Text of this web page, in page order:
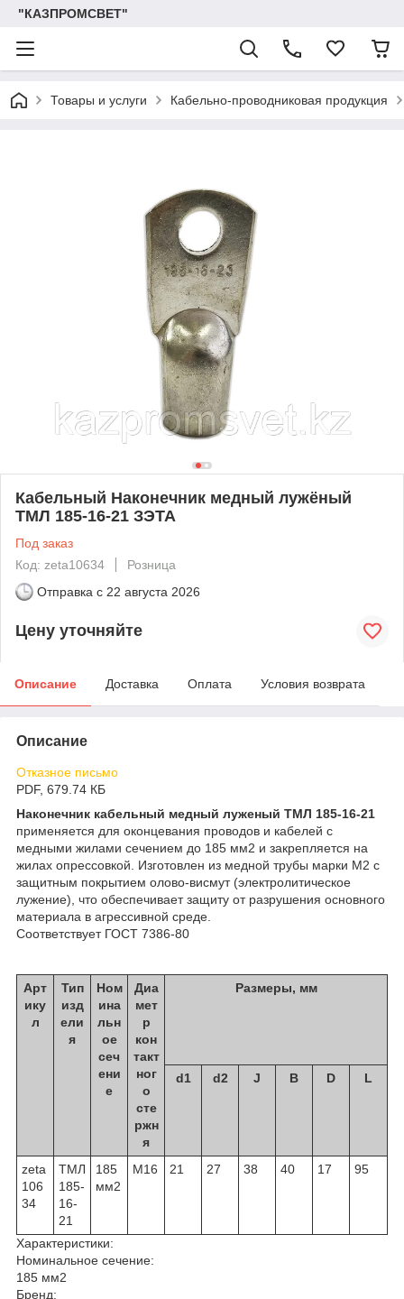
"КАЗПРОМСВЕТ"
Товары и услуги Кабельно-проводниковая продукция
Кабельный Наконечник медный лужёный
ТМЛ 185-16-21 ЗЭТА
Под заказ
Код: zeta10634
Розница
Отправка с 22 августа 2026
Цену уточняйте
Описание Доставка Оплата Условия возврата
Описание
Отказное письмо
PDF, 679.74 КБ
Наконечник кабельный медный луженый ТМЛ 185-16-21
применяется для оконцевания проводов и кабелей с
медными жилами сечением до 185 мм2 и закрепляется на
жилах опрессовкой. Изготовлен из медной трубы марки М2 с
защитным покрытием олово-висмут (электролитическое
лужение), что обеспечивает защиту от разрушения основного
материала в агрессивной среде.
Соответствует ГОСТ 7386-80
Арт
ику
л
Тип
изд
ели
я
Ном
ина
льн
ое
сеч
ени
е
Диа
мет
р
кон
такт
ног
о
сте
ржн
я
Размеры, мм
d1 d2 J B D L
zeta
106
34
ТМЛ
185-
16-
21
185
мм2
М16 21 27 38 40 17 95
Характеристики:
Номинальное сечение:
185 мм2
Бренд: